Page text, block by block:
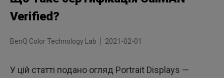
Verified?
BenQ Color Technology Lab 2021-02-01
У цій статті подано огляд Portrait Displays —